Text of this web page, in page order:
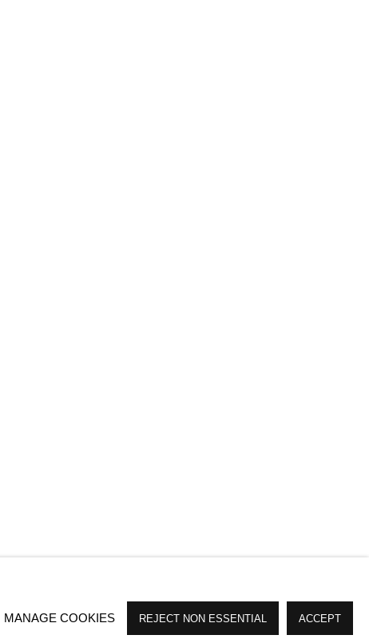
MANAGE COOKIES REJECT NON ESSENTIAL ACCEPT